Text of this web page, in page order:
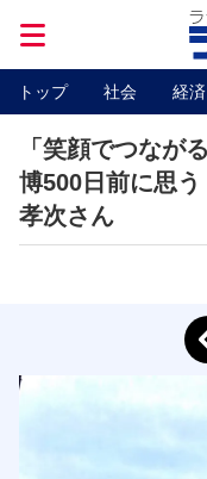
トップ 社会 経済
「笑顔でつなが
博500日前に思
孝次さん
Prev